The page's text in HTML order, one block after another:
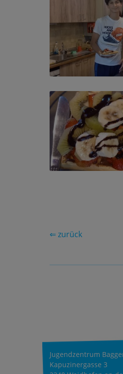
⇐ zurück
Jugendzentrum
Kapuzinergasse 3